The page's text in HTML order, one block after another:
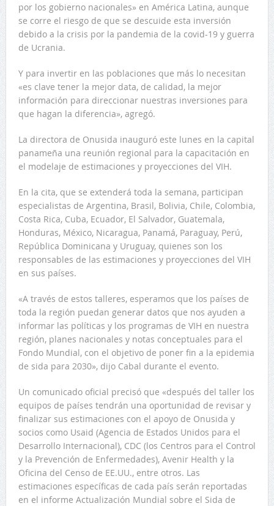
por los gobierno nacionales» en América Latina, aunque
se corre el riesgo de que se descuide esta inversión
debido a la crisis por la pandemia de la covid-19 y guerra
de Ucrania.
Y para invertir en las poblaciones que más lo necesitan
«es clave tener la mejor data, de calidad, la mejor
información para direccionar nuestras inversiones para
que hagan la diferencia», agregó.
La directora de Onusida inauguró este lunes en la capital
panameña una reunión regional para la capacitación en
el modelaje de estimaciones y proyecciones del VIH.
En la cita, que se extenderá toda la semana, participan
especialistas de Argentina, Brasil, Bolivia, Chile, Colombia,
Costa Rica, Cuba, Ecuador, El Salvador, Guatemala,
Honduras, México, Nicaragua, Panamá, Paraguay, Perú,
República Dominicana y Uruguay, quienes son los
responsables de las estimaciones y proyecciones del VIH
en sus países.
«A través de estos talleres, esperamos que los países de
toda la región puedan generar datos que nos ayuden a
informar las políticas y los programas de VIH en nuestra
región, planes nacionales y notas conceptuales para el
Fondo Mundial, con el objetivo de poner fin a la epidemia
de sida para 2030», dijo Cabal durante el evento.
Un comunicado oficial precisó que «después del taller los
equipos de países tendrán una oportunidad de revisar y
finalizar sus estimaciones con el apoyo de Onusida y
socios como Usaid (Agencia de Estados Unidos para el
Desarrollo Internacional), CDC (los Centros para el Control
y la Prevención de Enfermedades), Avenir Health y la
Oficina del Censo de EE.UU., entre otros. Las
estimaciones específicas de cada país serán reportadas
en el informe Actualización Mundial sobre el Sida de